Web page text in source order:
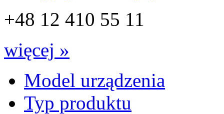
+48 12 410 55 11
więcej »
Model urządzenia
Typ produktu